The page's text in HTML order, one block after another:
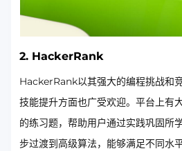
2. HackerRank
HackerRank以其强大的编程挑战和
技能提升方面也广受欢迎。平台上有
的练习题，帮助用户通过实践巩固所
步过渡到高级算法，能够满足不同水